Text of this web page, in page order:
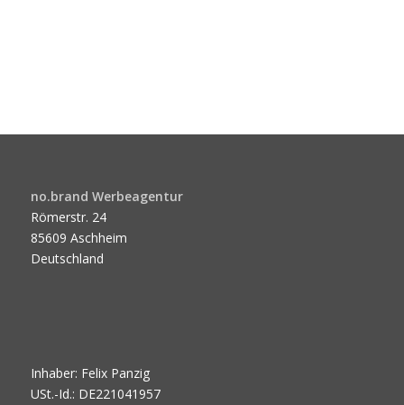
no.brand Werbeagentur
Römerstr. 24
85609 Aschheim
Deutschland
Inhaber: Felix Panzig
USt.-Id.: DE221041957